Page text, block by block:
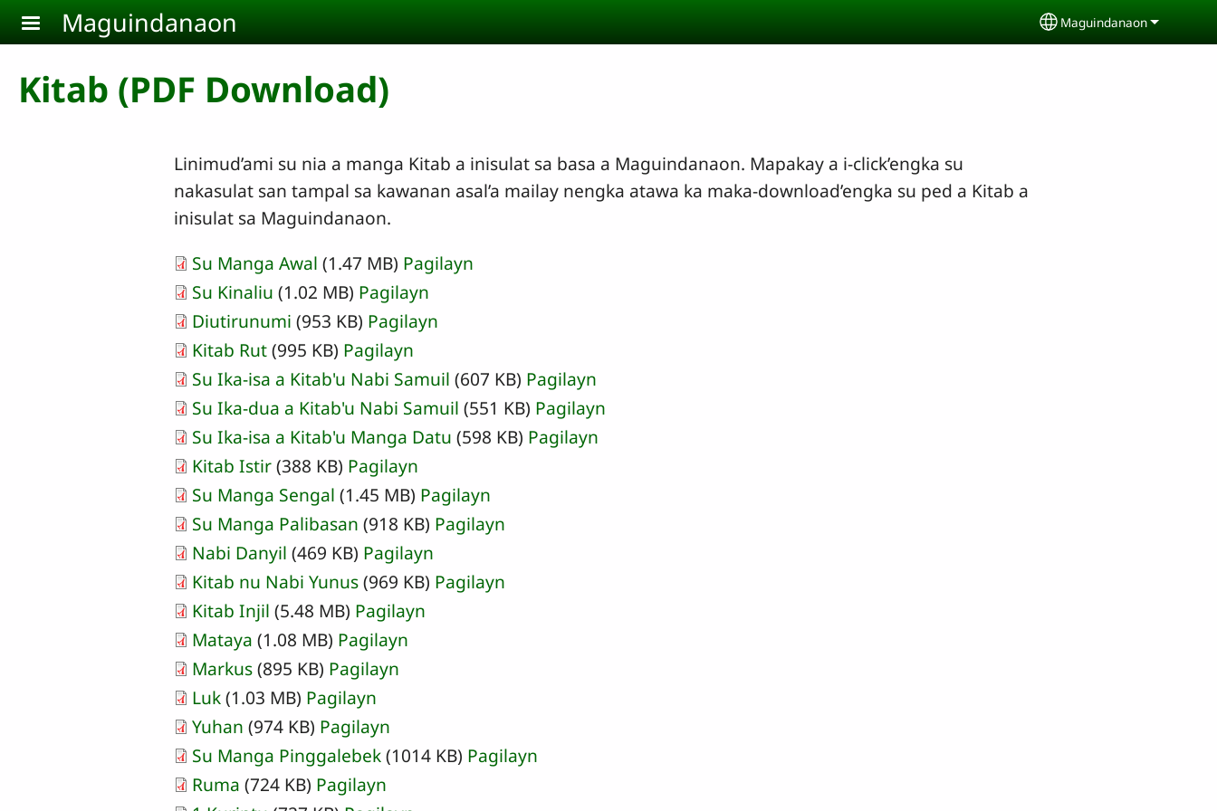
Skip to main content
Maguindanaon Select your language
Maguindanaon
Kitab (PDF Download)
Linimud’ami su nia a manga Kitab a inisulat sa basa a Maguindanaon. Mapakay a i-click’engka su
nakasulat san tampal sa kawanan asal’a mailay nengka atawa ka maka-download’engka su ped a Kitab a
inisulat sa Maguindanaon.
Su Manga Awal (1.47 MB) Pagilayn
Document
Su Kinaliu (1.02 MB) Pagilayn
Document
Diutirunumi (953 KB) Pagilayn
Kitab Rut(995 KB) Pagilayn
Document
Su Ika-isa a Kitab'u Nabi Samuil (607 KB) Pagilayn
Document
Su Ika-dua a Kitab'u Nabi Samuil (551 KB) Pagilayn
Document
Su Ika-isa a Kitab'u Manga Datu (598 KB) Pagilayn
Document
Kitab Istir(388 KB) Pagilayn
Document
Su Manga Sengal (1.45 MB) Pagilayn
Document
Su Manga Palibasan (918 KB) Pagilayn
Document
Nabi Danyil (469 KB) Pagilayn
Kitab nu Nabi Yunus(969 KB) Pagilayn
Kitab Injil (5.48 MB) Pagilayn
Mataya (1.08 MB) Pagilayn
Markus(895 KB) Pagilayn
Luk(1.03 MB) Pagilayn
Yuhan (974 KB) Pagilayn
Su Manga Pinggalebek(1014 KB) Pagilayn
Ruma (724 KB) Pagilayn